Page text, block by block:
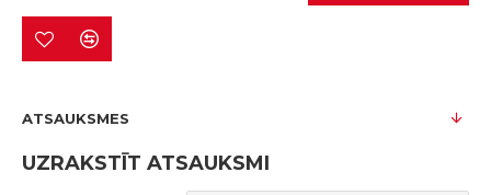
ATSAUKSMES
UZRAKSTĪT ATSAUKSMI